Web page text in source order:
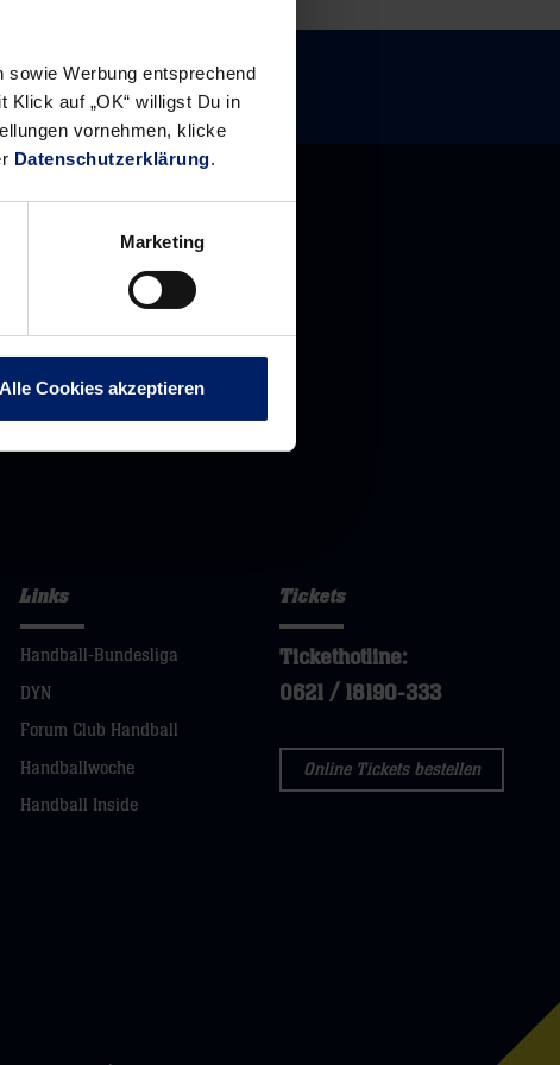
Werbung entsprechend
Klick auf „OK“ willigst Du in
vornehmen, klicke
Datenschutzerklärung.
Marketing
Alle Cookies akzeptieren
Links
Handball-Bundesliga
DYN
Forum Club Handball
Handballwoche
Handball Inside
Tickets
Tickethotline:
0621 / 18190-333
Online Tickets bestellen